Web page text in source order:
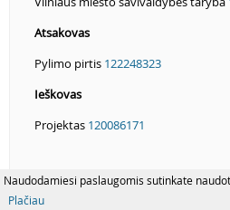
Naudodamiesi paslaugomis sutinkate
Plačiau
Atsakovas
Pylimo pirtis 122248323
Ieškovas
Projektas 120086171